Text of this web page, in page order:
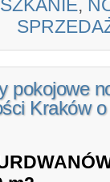
,
pokojowe
Kraków o